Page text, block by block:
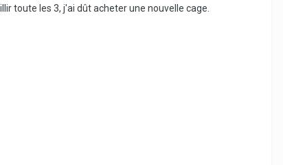
toute les 3, j'ai dût acheter une nouvelle cage.